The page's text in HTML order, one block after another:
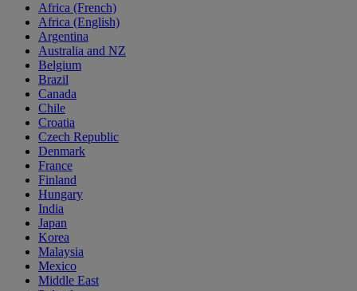
Africa (French)
Africa (English)
Argentina
Australia and NZ
Belgium
Brazil
Canada
Chile
Croatia
Czech Republic
Denmark
France
Finland
Hungary
India
Japan
Korea
Malaysia
Mexico
Middle East